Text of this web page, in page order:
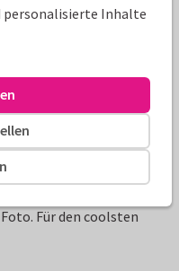
Für den coolsten
personalisierte Inhalte